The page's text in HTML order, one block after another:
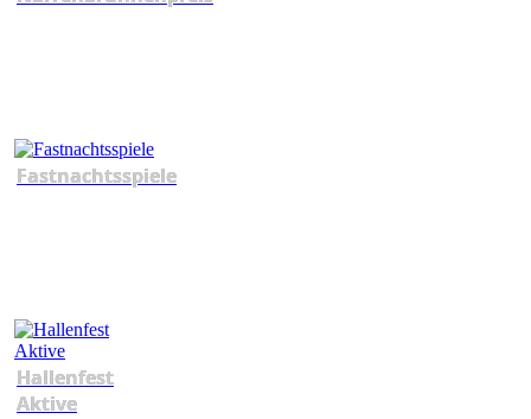
Fastnachtsspiele
Hallenfest
Aktive